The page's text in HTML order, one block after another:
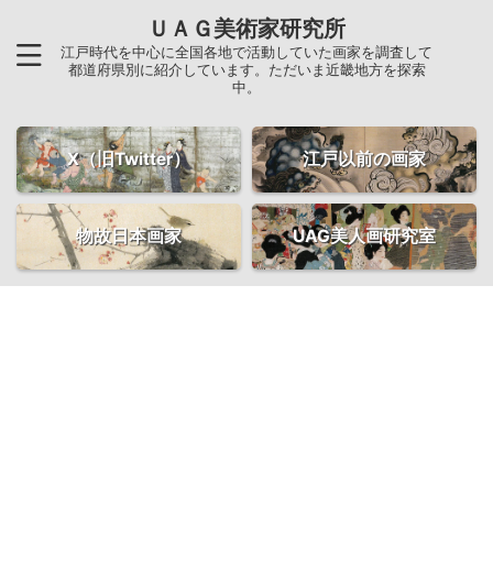
ＵＡＧ美術家研究所
江戸時代を中心に全国各地で活動していた画家を調査して
都道府県別に紹介しています。ただいま近畿地方を探索
中。
X（旧Twitter） 江戸以前の画家
物故日本画家 UAG美人画研究室